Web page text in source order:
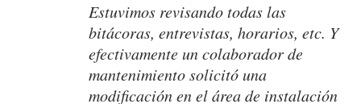
Estuvimos revisando todas las
bitácoras, entrevistas, horarios, etc. Y
efectivamente un colaborador de
mantenimiento solicitó una
modificación en el área de instalación